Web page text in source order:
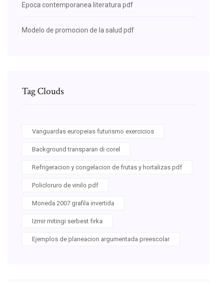
Epoca contemporanea literatura pdf
Modelo de promocion de la salud pdf
Tag Clouds
Vanguardas europeias futurismo exercicios
Background transparan di corel
Refrigeracion y congelacion de frutas y hortalizas pdf
Policloruro de vinilo pdf
Moneda 2007 grafila invertida
Izmir mitingi serbest fırka
Ejemplos de planeacion argumentada preescolar